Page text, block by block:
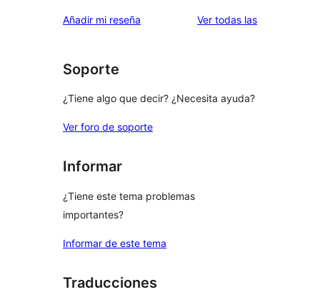
Añadir mi reseña Ver todas lasvaloraciones
Soporte
¿Tiene algo que decir? ¿Necesita ayuda?
Ver foro de soporte
Informar
¿Tiene este tema problemas
importantes?
Informar de este tema
Traducciones